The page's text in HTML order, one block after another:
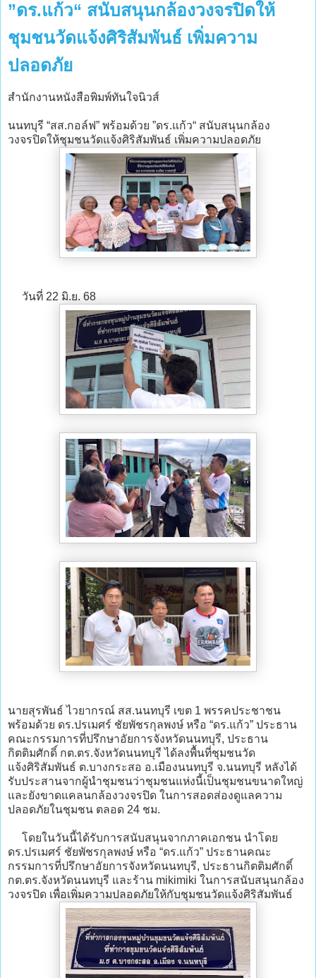
”ดร.แก้ว“ สนับสนุนกล้องวงจรปิดให้
ชุมชนวัดแจ้งศิริสัมพันธ์ เพิ่มความ
ปลอดภัย
สำนักงานหนังสือพิมพ์ทันใจนิวส์
นนทบุรี “สส.กอล์ฟ” พร้อมด้วย ”ดร.แก้ว“ สนับสนุนกล้อง
วงจรปิดให้ชุมชนวัดแจ้งศิริสัมพันธ์ เพิ่มความปลอดภัย
วันที่ 22 มิ.ย. 68
นายสุรพันธ์ ไวยากรณ์ สส.นนทบุรี เขต 1 พรรคประชาชน
พร้อมด้วย ดร.ปรเมศร์ ชัยพัชรกุลพงษ์ หรือ “ดร.แก้ว” ประธาน
คณะกรรมการที่ปรึกษาอัยการจังหวัดนนทบุรี, ประธาน
กิตติมศักดิ์ กต.ตร.จังหวัดนนทบุรี ได้ลงพื้นที่ชุมชนวัด
แจ้งศิริสัมพันธ์ ต.บางกระสอ อ.เมืองนนทบุรี จ.นนทบุรี หลังได้
รับประสานจากผู้นำชุมชนว่าชุมชนแห่งนี้เป็นชุมชนขนาดใหญ่
และยังขาดแคลนกล้องวงจรปิด ในการสอดส่องดูแลความ
ปลอดภัยในชุมชน ตลอด 24 ชม.
โดยในวันนี้ได้รับการสนับสนุนจากภาคเอกชน นำโดย
ดร.ปรเมศร์ ชัยพัชรกุลพงษ์ หรือ “ดร.แก้ว” ประธานคณะ
กรรมการที่ปรึกษาอัยการจังหวัดนนทบุรี, ประธานกิตติมศักดิ์
กต.ตร.จังหวัดนนทบุรี และร้าน mikimiki ในการสนับสนุนกล้อง
วงจรปิด เพื่อเพิ่มความปลอดภัยให้กับชุมชนวัดแจ้งศิริสัมพันธ์